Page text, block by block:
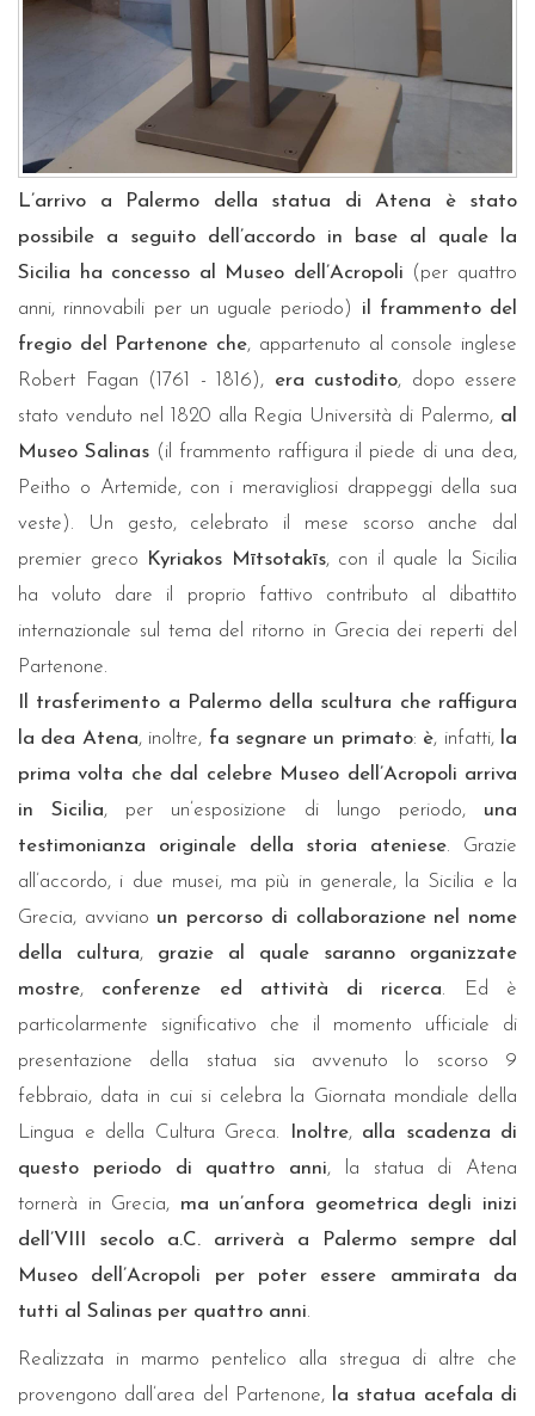
L’arrivo a Palermo della statua di Atena è stato
possibile a seguito dell’accordo in base al quale la
Sicilia ha concesso al Museo dell’Acropoli (per quattro
anni, rinnovabili per un uguale periodo) il frammento del
fregio del Partenone che, appartenuto al console inglese
Robert Fagan (1761 - 1816), era custodito, dopo essere
stato venduto nel 1820 alla Regia Università di Palermo, al
Museo Salinas(il frammento raffigura il piede di una dea,
Peitho o Artemide, con i meravigliosi drappeggi della sua
veste). Un gesto, celebrato il mese scorso anche dal
premier greco
Kyriakos Mītsotakīs, con il quale la Sicilia
ha voluto dare il proprio fattivo contributo al dibattito
internazionale sul tema del ritorno in Grecia dei reperti del
Partenone.
Il trasferimento a Palermo della scultura che raffigura
la dea Atena, inoltre, fa segnare un primato: è, infatti, la
prima volta che dal celebre Museo dell’Acropoli arriva
in Sicilia, per un’esposizione di lungo periodo, una
testimonianza originale della storia ateniese. Grazie
all’accordo, i due musei, ma più in generale, la Sicilia e la
Grecia, avviano un percorso di collaborazione nel nome
della cultura, grazie al quale saranno organizzate
mostre, conferenze ed attività di ricerca. Ed è
particolarmente significativo che il momento ufficiale di
presentazione della statua sia avvenuto lo scorso 9
febbraio, data in cui si celebra la Giornata mondiale della
Lingua e della Cultura Greca.
Inoltre, alla scadenza di
questo periodo di quattro anni, la statua di Atena
tornerà in Grecia, ma un’anfora geometrica degli inizi
dell’VIII secolo a.C. arriverà a Palermo sempre dal
Museo dell’Acropoli per poter essere ammirata da
tutti al Salinas per quattro anni.
Realizzata in marmo pentelico alla stregua di altre che
provengono dall’area del Partenone,
la statua acefala di